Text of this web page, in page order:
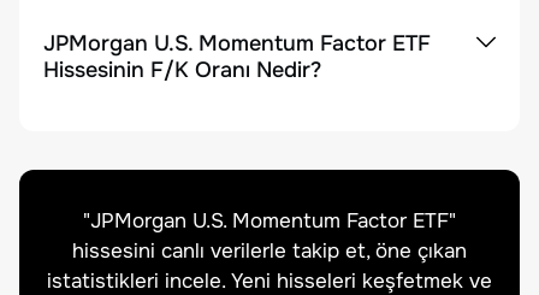
JPMorgan U.S. Momentum Factor ETF
Hissesinin F/K Oranı Nedir?
"JPMorgan U.S. Momentum Factor ETF"
hissesini canlı verilerle takip et, öne çıkan
istatistikleri incele. Yeni hisseleri keşfetmek ve